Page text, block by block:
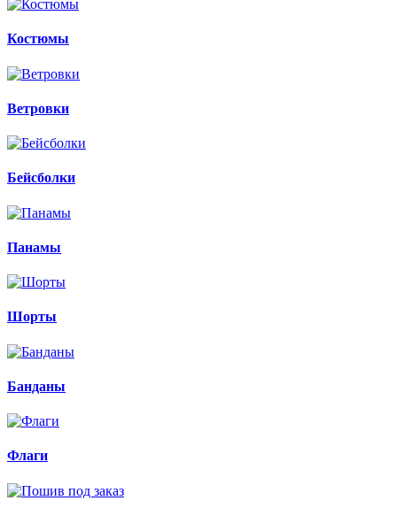
Костюмы
Ветровки
Бейсболки
Панамы
Шорты
Банданы
Флаги